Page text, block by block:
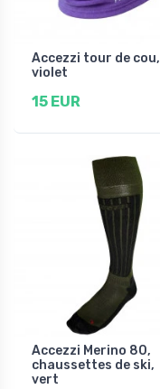
Accezzi tour de cou,
violet
15 EUR
Accezzi Merino 80,
chaussettes de ski,
vert